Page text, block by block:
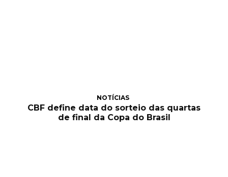
NOTÍCIAS
CBF define data do sorteio das quartas
de final da Copa do Brasil